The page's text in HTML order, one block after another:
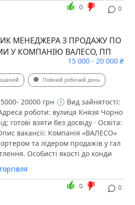
0
0
МЕНЕДЖЕРА З ПРОДАЖУ ПО
У КОМПАНІЮ ВАЛЕСО, ПП
15 000 - 20 000 ₴
Повний робочий день
20000 грн 🕔 Вид зайнятості:
роботи: вулиця Князя Чорно
готові взяти без досвіду · Освіта:
вакансії: Компанія «ВАЛЕСО»
та лідером продажів у гал
Особисті якості до конди
0
0